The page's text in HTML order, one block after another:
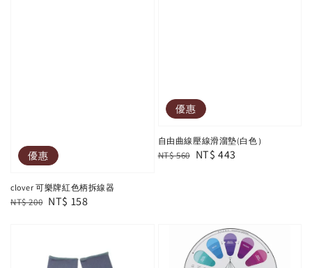
優惠
clover 可樂牌紅色柄拆線器
Regular
NT$ 200 Sale
NT$ 158
優惠
自由曲線壓線滑溜墊(白色）
Regular
NT$ 560 Sale
NT$ 443